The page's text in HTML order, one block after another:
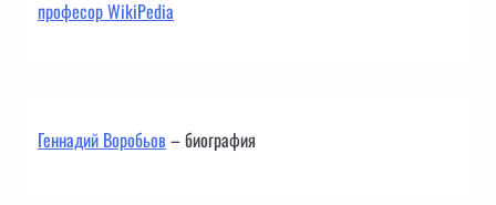
професор WikiPedia
Геннадий Воробьов– биография